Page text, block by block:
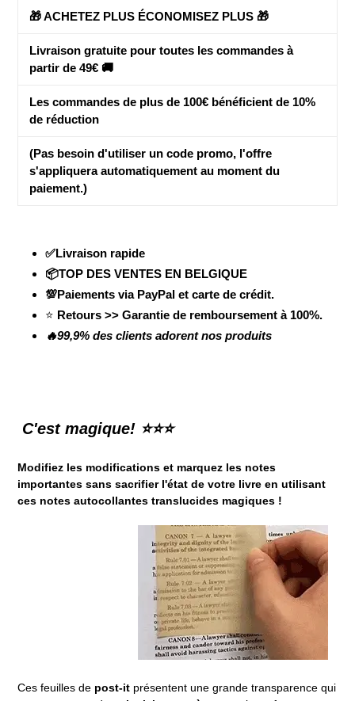
🎁 ACHETEZ PLUS ÉCONOMISEZ PLUS 🎁
Livraison gratuite pour toutes les commandes à
partir de 49€ 🚚
Les commandes de plus de 100€ bénéficient de 10%
de réduction
(Pas besoin d'utiliser un code promo, l'offre
s'appliquera automatiquement au moment du
paiement.)
✅Livraison rapide
📦TOP DES VENTES EN BELGIQUE
💯Paiements via PayPal et carte de crédit.
⭐ Retours >> Garantie de remboursement à 100%.
🔥99,9% des clients adorent nos produits
C'est magique! ⭐⭐⭐
Modifiez les modifications et marquez les notes
importantes sans sacrifier l'état de votre livre en utilisant
ces notes autocollantes translucides magiques !
Ces feuilles de post-it présentent une grande transparence qui